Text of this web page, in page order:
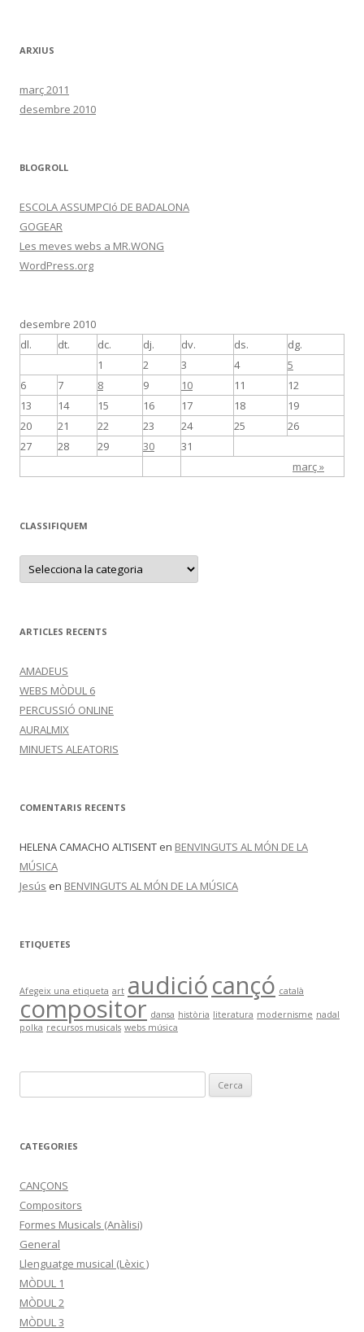
ARXIUS
març 2011
desembre 2010
BLOGROLL
ESCOLA ASSUMPCIó DE BADALONA
GOGEAR
Les meves webs a MR.WONG
WordPress.org
desembre 2010
dl.
dt. dc. dj. dv. ds. dg.
març »
1 2 3 4
5
6
7 8 9 10 11
12
13
14 15 16 17 18
19
20
21 22 23 24 25
26
27
28 29 30 31
CLASSIFIQUEM
C
A
F
I
E
M
ARTICLES RECENTS
AMADEUS
WEBS MÒDUL 6
PERCUSSIÓ ONLINE
AURALMIX
MINUETS ALEATORIS
COMENTARIS RECENTS
HELENA CAMACHO ALTISENT en BENVINGUTS AL MÓN DE LA
MÚSICA
Jesús en BENVINGUTS AL MÓN DE LA MÚSICA
ETIQUETES
Afegeix una etiqueta art audiciócançó català
compositor dansa història literatura modernisme nadal
polka recursos musicals webs música
e
c
:
CATEGORIES
CANÇONS
Compositors
Formes Musicals (Anàlisi)
General
Llenguatge musical (Lèxic )
MÒDUL 1
MÒDUL 2
MÒDUL 3